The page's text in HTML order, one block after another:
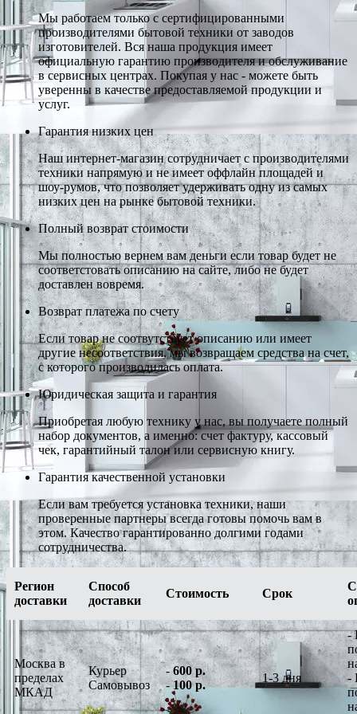
Мы работаем только с сертифицированными
производителями бытовой техники от заводов
изготовителей. Вся наша продукция имеет
официальную гарантию производителя и обслуживание
в сервисных центрах. Покупая у нас - можете быть
уверенны в качестве предоставляемой продукции и
услуг.
Гарантия низких цен
Наш интернет-магазин сотрудничает с производителями
техники напрямую и не имеет оффлайн площадей и
шоу-румов, что позволяет удерживать одну из самых
низких цен на рынке бытовой техники.
Полный возврат стоимости
Мы полностью вернем вам деньги если товар будет не
соответстовать описанию на сайте, либо не будет
доставлен вовремя.
Возврат платежа по счету
Если товар не соотвутствует описанию или имеет
другие несоответствия, мы возвращаем средства на счет,
с которого производилась оплата.
Юридическая защита и гарантия
Приобретая любую технику у нас, вы получаете полный
набор документов, а именно: счет фактуру, кассовый
чек, гарантийный талон или сервисную книгу.
Гарантия качественной установки
Если вам требуется установка техники, наши
проверенные партнеры всегда готовы помочь вам в
этом. Качество гарантированно долгими годами
сотрудничества.
Регион
доставки
Способ
доставки
Стоимость Срок
Москва в
пределах
МКАД
Курьер
Самовывоз
-600 р.
-100 р.
1-3 дня
-
-